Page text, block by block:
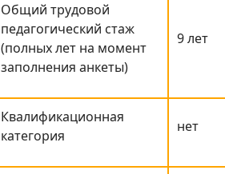
Общий трудовой
педагогический стаж
(полных лет на момент
заполнения анкеты)
9 лет
Квалификационная
категория
нет